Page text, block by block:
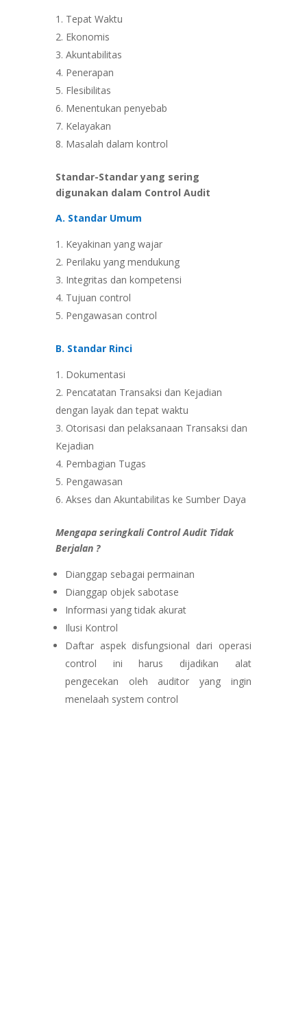
Tepat Waktu
Ekonomis
Akuntabilitas
Penerapan
Flesibilitas
Menentukan penyebab
Kelayakan
Masalah dalam kontrol
Standar-Standar yang sering
digunakan dalam Control Audit
A. Standar Umum
Keyakinan yang wajar
Perilaku yang mendukung
Integritas dan kompetensi
Tujuan control
Pengawasan control
B. Standar Rinci
Dokumentasi
Pencatatan Transaksi dan Kejadian
dengan layak dan tepat waktu
Otorisasi dan pelaksanaan Transaksi dan
Kejadian
Pembagian Tugas
Pengawasan
Akses dan Akuntabilitas ke Sumber Daya
Mengapa seringkali Control Audit Tidak
Berjalan ?
Dianggap sebagai permainan
Dianggap objek sabotase
Informasi yang tidak akurat
Ilusi Kontrol
Daftar aspek disfungsional dari operasi
control ini harus dijadikan alat
pengecekan oleh auditor yang ingin
menelaah system control